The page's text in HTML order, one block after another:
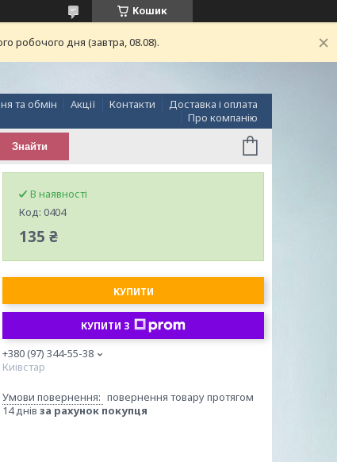
Кошик
робочого дня (завтра, 08.08).
та обмін Акції Контакти
Доставка і оплата
Про компанію
Знайти
В наявності
Код: 0404
135 ₴
КУПИТИ
КУПИТИ З
+380 (97) 344-55-38
Киівстар
повернення товару протягом
14 днів за рахунок покупця